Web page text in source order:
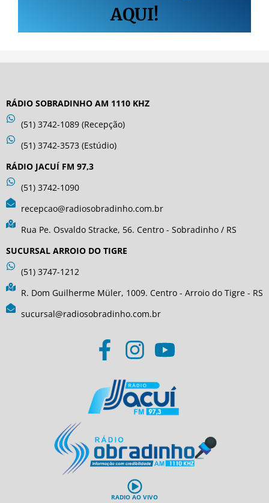
AQUI!
RÁDIO SOBRADINHO AM 1110 KHZ
(51) 3742-1089 (Recepção)
(51) 3742-3573 (Estúdio)
RÁDIO JACUÍ FM 97,3
(51) 3742-1090
recepcao@radiosobradinho.com.br
Rua Pe. Osvaldo Stracke, 56. Centro - Sobradinho / RS
SUCURSAL ARROIO DO TIGRE
(51) 3747-1212
R. Dom Guilherme Müler, 1009. Centro - Arroio do Tigre - RS
sucursal@radiosobradinho.com.br
RADIO AO VIVO